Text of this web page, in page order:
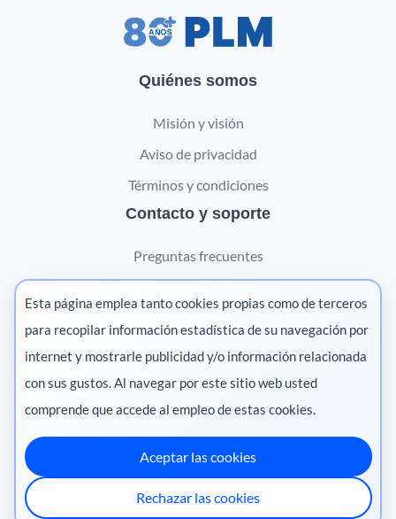
Quiénes somos
Misión y visión
Aviso de privacidad
Términos y condiciones
Contacto y soporte
Preguntas frecuentes
Contáctanos
Marketing digital
Pharma
México
·
Ecuador·Perú·
Centroamérica
Chile
Esta página emplea tanto cookies propias como de terceros
para recopilar información estadística de su navegación por
internet y mostrarle publicidad y/o información relacionada
con sus gustos. Al navegar por este sitio web usted
comprende que accede al empleo de estas cookies.
Aceptar las cookies
Rechazar las cookies